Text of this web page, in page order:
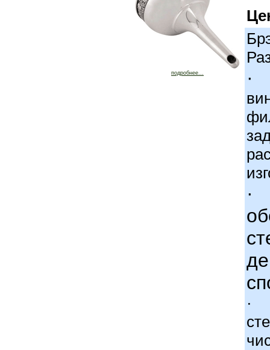
подробнее... ·
·
·